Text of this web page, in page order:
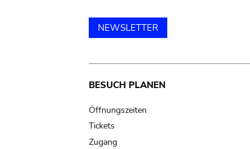
NEWSLETTER
Main
navigation
BESUCH PLANEN
Öffnungszeiten
Tickets
Zugang